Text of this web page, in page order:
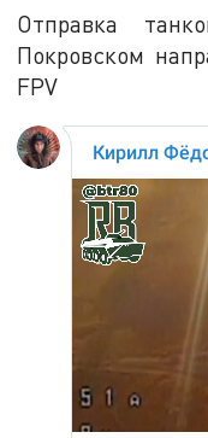
Отправка
Покровском
FPV